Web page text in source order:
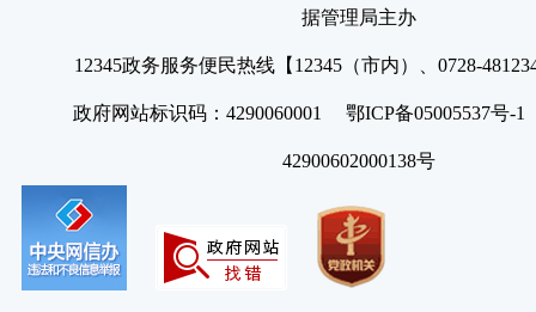
据管理局主办
12345政务服务便民热线【12345（市内）、0728-
政府网站标识码：4290060001 鄂ICP备05005537号
42900602000138号